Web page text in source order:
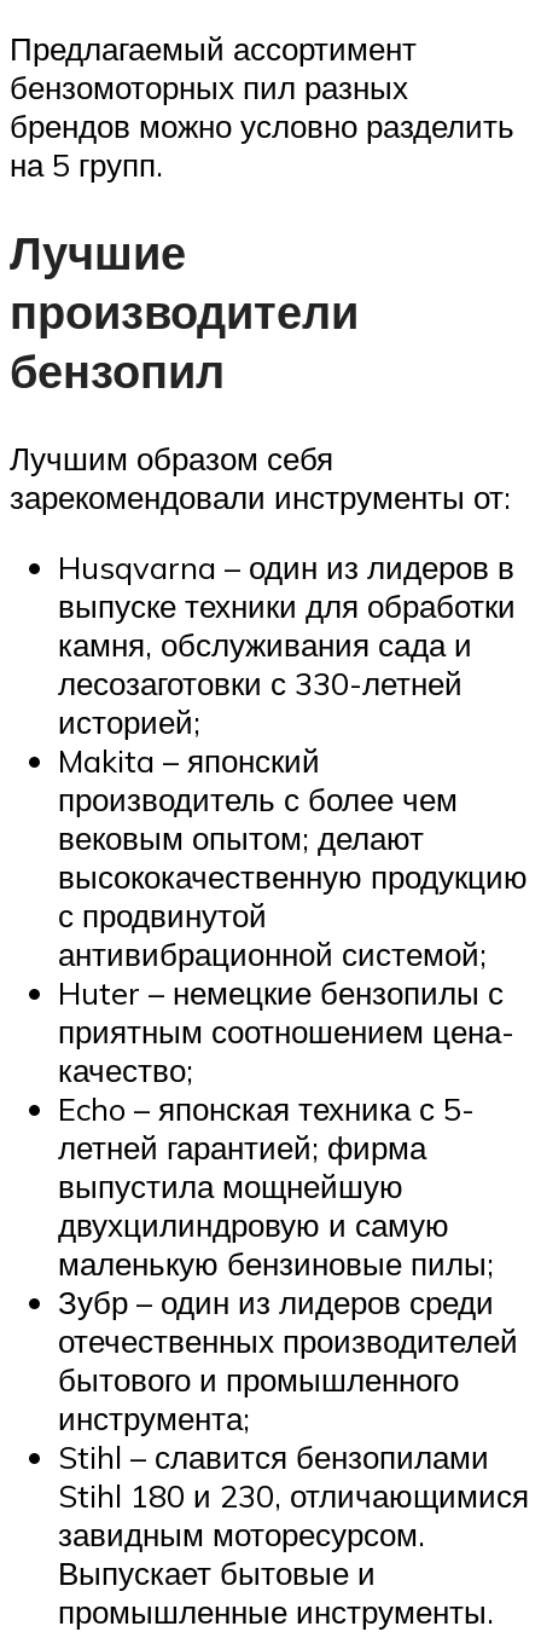
Предлагаемый ассортимент
бензомоторных пил разных
брендов можно условно разделить
на 5 групп.
Лучшие
производители
бензопил
Лучшим образом себя
зарекомендовали инструменты от:
Husqvarna – один из лидеров в
выпуске техники для обработки
камня, обслуживания сада и
лесозаготовки с 330-летней
историей;
Makita – японский
производитель с более чем
вековым опытом; делают
высококачественную продукцию
с продвинутой
антивибрационной системой;
Huter – немецкие бензопилы с
приятным соотношением цена-
качество;
Echo – японская техника с 5-
летней гарантией; фирма
выпустила мощнейшую
двухцилиндровую и самую
маленькую бензиновые пилы;
Зубр – один из лидеров среди
отечественных производителей
бытового и промышленного
инструмента;
Stihl – славится бензопилами
Stihl 180 и 230, отличающимися
завидным моторесурсом.
Выпускает бытовые и
промышленные инструменты.